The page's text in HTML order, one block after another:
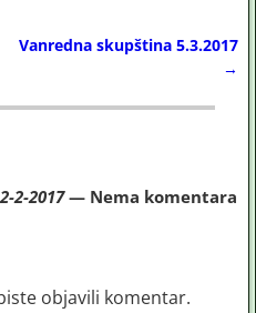
Vanredna skupština 5.3.2017
→
2-2017— Nema komentara
objavili komentar.